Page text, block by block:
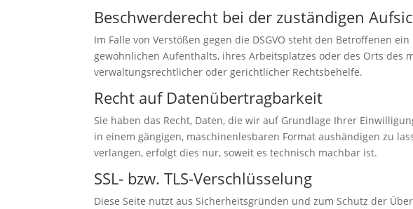
Beschwerde­recht bei der zuständigen
Im Falle von Verstößen gegen die DSGVO steht den Betroffenen
gewöhnlichen Aufenthalts, ihres Arbeitsplatzes oder des Orts des
verwaltungsrechtlicher oder gerichtlicher Rechtsbehelfe.
Recht auf Daten­übertrag­barkeit
Sie haben das Recht, Daten, die wir auf Grundlage Ihrer
in einem gängigen, maschinenlesbaren Format aushändigen zu
verlangen, erfolgt dies nur, soweit es technisch machbar ist.
SSL- bzw. TLS-Verschlüsselung
Diese Seite nutzt aus Sicherheitsgründen und zum Schutz der